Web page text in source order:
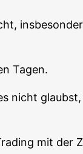
Tagen.
nicht
mit der